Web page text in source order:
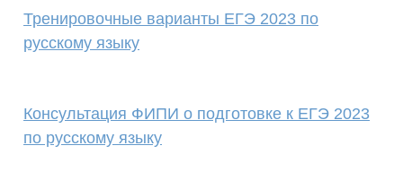
Тренировочные варианты ЕГЭ 2023 по
русскому языку
Консультация ФИПИ о подготовке к ЕГЭ 2023
по русскому языку